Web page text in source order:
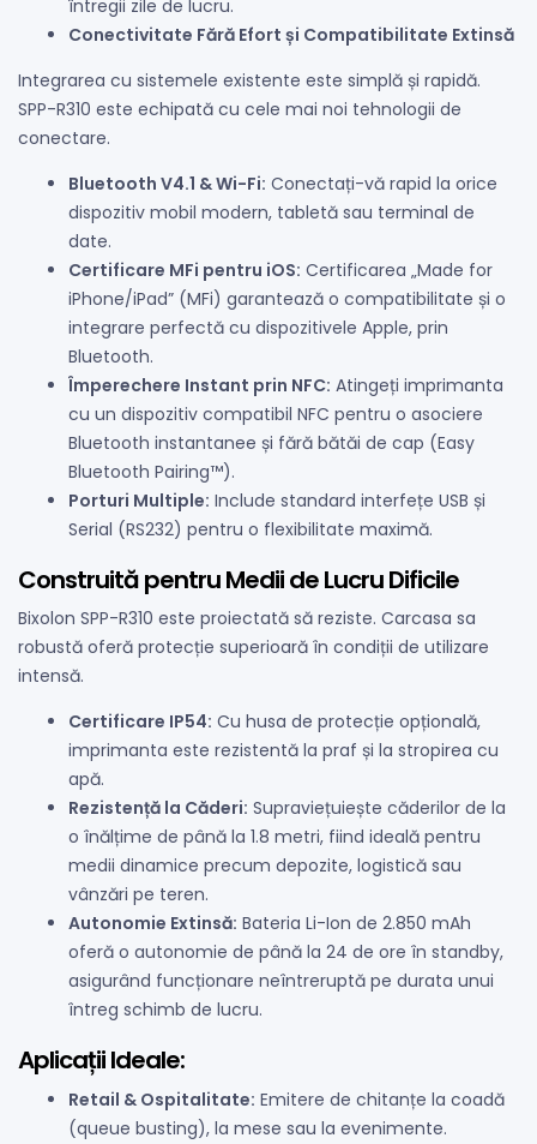
întregii zile de lucru.
Conectivitate Fără Efort și Compatibilitate Extinsă
Integrarea cu sistemele existente este simplă și rapidă.
SPP-R310 este echipată cu cele mai noi tehnologii de
conectare.
Bluetooth V4.1 & Wi-Fi: Conectați-vă rapid la orice
dispozitiv mobil modern, tabletă sau terminal de
date.
Certificare MFi pentru iOS: Certificarea „Made for
iPhone/iPad” (MFi) garantează o compatibilitate și o
integrare perfectă cu dispozitivele Apple, prin
Bluetooth.
Împerechere Instant prin NFC: Atingeți imprimanta
cu un dispozitiv compatibil NFC pentru o asociere
Bluetooth instantanee și fără bătăi de cap (Easy
Bluetooth Pairing™).
Porturi Multiple: Include standard interfețe USB și
Serial (RS232) pentru o flexibilitate maximă.
Construită pentru Medii de Lucru Dificile
Bixolon SPP-R310 este proiectată să reziste. Carcasa sa
robustă oferă protecție superioară în condiții de utilizare
intensă.
Certificare IP54: Cu husa de protecție opțională,
imprimanta este rezistentă la praf și la stropirea cu
apă.
Rezistență la Căderi: Supraviețuiește căderilor de la
o înălțime de până la 1.8 metri, fiind ideală pentru
medii dinamice precum depozite, logistică sau
vânzări pe teren.
Autonomie Extinsă: Bateria Li-Ion de 2.850 mAh
oferă o autonomie de până la 24 de ore în standby,
asigurând funcționare neîntreruptă pe durata unui
întreg schimb de lucru.
Aplicații Ideale:
Retail & Ospitalitate: Emitere de chitanțe la coadă
(queue busting), la mese sau la evenimente.